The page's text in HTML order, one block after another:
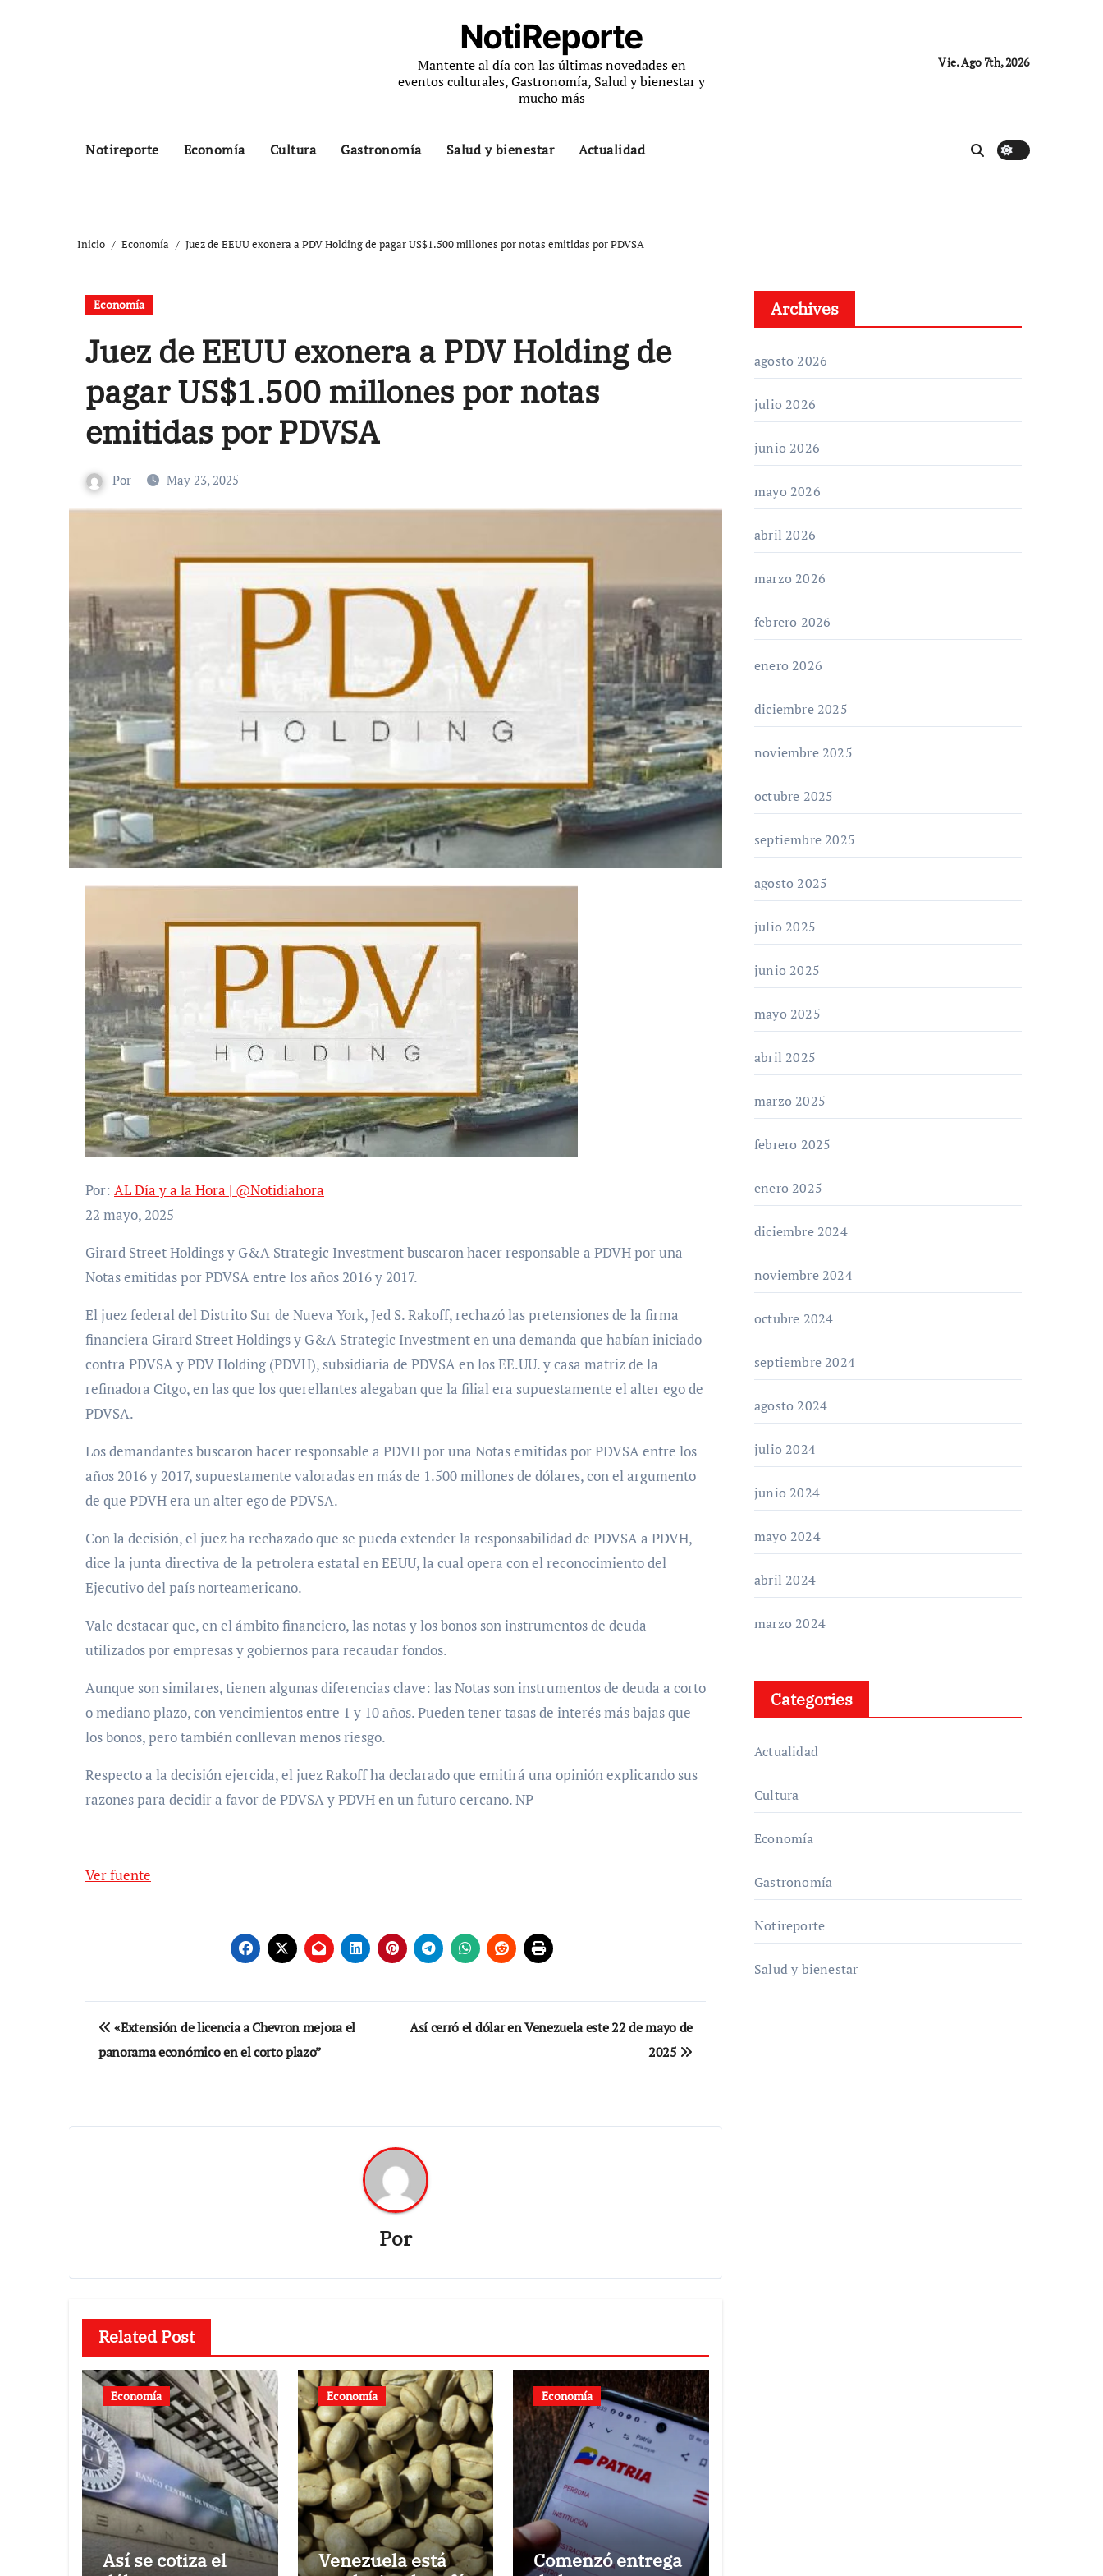
NotiReporte
Mantente al día con las últimas novedades en
eventos culturales, Gastronomía, Salud y bienestar y
mucho más
Vie. Ago 7th, 2026
Notireporte Economía Cultura Gastronomía Salud y bienestar Actualidad
Inicio Economía Juez de EEUU exonera a PDV Holding de pagar US$1.500 millones por notas emitidas por PDVSA
Economía
Juez de EEUU exonera a PDV Holding de
pagar US$1.500 millones por notas
emitidas por PDVSA
Por May 23, 2025
Por: AL Día y a la Hora | @Notidiahora
22 mayo, 2025
Girard Street Holdings y G&A Strategic Investment buscaron hacer responsable a PDVH por una
Notas emitidas por PDVSA entre los años 2016 y 2017.
El juez federal del Distrito Sur de Nueva York, Jed S. Rakoff, rechazó las pretensiones de la firma
financiera Girard Street Holdings y G&A Strategic Investment en una demanda que habían iniciado
contra PDVSA y PDV Holding (PDVH), subsidiaria de PDVSA en los EE.UU. y casa matriz de la
refinadora Citgo, en las que los querellantes alegaban que la filial era supuestamente el alter ego de
PDVSA.
Los demandantes buscaron hacer responsable a PDVH por una Notas emitidas por PDVSA entre los
años 2016 y 2017, supuestamente valoradas en más de 1.500 millones de dólares, con el argumento
de que PDVH era un alter ego de PDVSA.
Con la decisión, el juez ha rechazado que se pueda extender la responsabilidad de PDVSA a PDVH,
dice la junta directiva de la petrolera estatal en EEUU, la cual opera con el reconocimiento del
Ejecutivo del país norteamericano.
Vale destacar que, en el ámbito financiero, las notas y los bonos son instrumentos de deuda
utilizados por empresas y gobiernos para recaudar fondos.
Aunque son similares, tienen algunas diferencias clave: las Notas son instrumentos de deuda a corto
o mediano plazo, con vencimientos entre 1 y 10 años. Pueden tener tasas de interés más bajas que
los bonos, pero también conllevan menos riesgo.
Respecto a la decisión ejercida, el juez Rakoff ha declarado que emitirá una opinión explicando sus
razones para decidir a favor de PDVSA y PDVH en un futuro cercano. NP
Ver fuente
Navegación
de
«Extensión de licencia a Chevron mejora el
panorama económico en el corto plazo”
Así cerró el dólar en Venezuela este 22 de mayo de
2025
Por
Related Post
Economía
Así se cotiza el
Economía
Venezuela está
Economía
Comenzó entrega
Archives
agosto 2026
julio 2026
junio 2026
mayo 2026
abril 2026
marzo 2026
febrero 2026
enero 2026
diciembre 2025
noviembre 2025
octubre 2025
septiembre 2025
agosto 2025
julio 2025
junio 2025
mayo 2025
abril 2025
marzo 2025
febrero 2025
enero 2025
diciembre 2024
noviembre 2024
octubre 2024
septiembre 2024
agosto 2024
julio 2024
junio 2024
mayo 2024
abril 2024
marzo 2024
Categories
Actualidad
Cultura
Economía
Gastronomía
Notireporte
Salud y bienestar